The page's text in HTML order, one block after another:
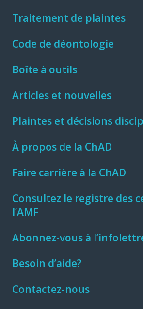
Traitement de plaintes
Code de déontologie
Boîte à outils
Articles et nouvelles
Plaintes et décisions
À propos de la ChAD
Faire carrière à la ChAD
Consultez le registre des
l’AMF
Abonnez-vous à
Besoin d’aide?
Contactez-nous